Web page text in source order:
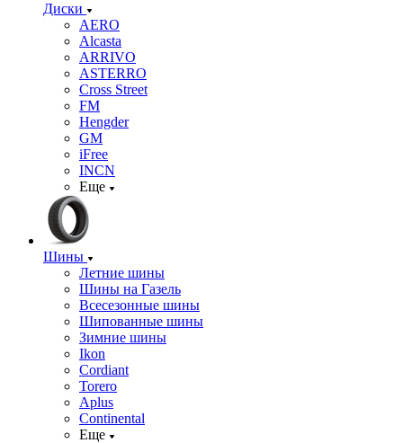
Диски
AERO
Alcasta
ARRIVO
ASTERRO
Cross Street
FM
Hengder
GM
iFree
INCN
Еще
Шины
Летние шины
Шины на Газель
Всесезонные шины
Шипованные шины
Зимние шины
Ikon
Cordiant
Torero
Aplus
Continental
Еще